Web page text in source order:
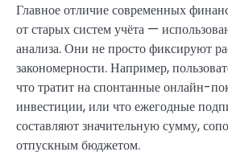
Главное отличие современных
от старых систем учёта —
анализа. Они не просто фиксируют
закономерности. Например,
что тратит на спонтанные онлайн-
инвестиции, или что ежегодные
составляют значительную сумму,
отпускным бюджетом.